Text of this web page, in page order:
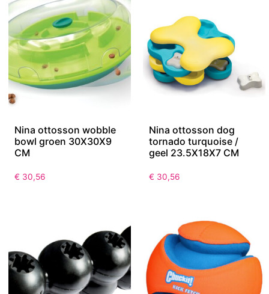
Nina ottosson wobble
bowl groen 30X30X9
CM
€ 30,56
Nina ottosson dog
tornado turquoise /
geel 23.5X18X7 CM
€ 30,56